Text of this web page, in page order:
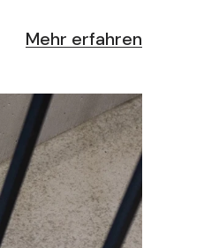
Mehr erfahren